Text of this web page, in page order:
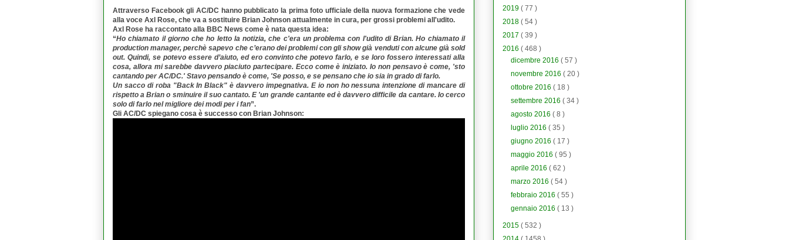
Attraverso Facebook gli AC/DC hanno pubblicato la prima foto ufficiale della nuova formazione che vede
alla voce Axl Rose, che va a sostituire Brian Johnson attualmente in cura, per grossi problemi all'udito.
Axl Rose ha raccontato alla BBC News come è nata questa idea:
“Ho chiamato il giorno che ho letto la notizia, che c'era un problema con l'udito diBrian. Ho chiamato il
production manager, perchè sapevo che c’erano dei problemi con gli show già venduti con alcune già sold
out. Quindi, se potevo essere d’aiuto, ed ero convinto che potevo farlo, e se loro fossero interessati alla
cosa, allora mi sarebbe davvero piaciuto partecipare. Ecco come è iniziato. Io non pensavo è come, 'sto
cantando per AC/DC.' Stavo pensando è come, 'Se posso, e se pensano che io sia in grado di farlo.
Un sacco di roba "Back In Black" è davvero impegnativa. E io non ho nessuna intenzione di mancare di
rispetto aBrian o sminuire il suo cantato. E 'un grande cantante ed è davvero difficile da cantare. Io cerco
solo di farlo nel migliore dei modi per i fan”.
Gli AC/DC spiegano cosa è successo con Brian Johnson:
2019 ( 77 )
2018 ( 54 )
2017 ( 39 )
2016 ( 468 )
dicembre 2016( 57 )
novembre 2016( 20 )
ottobre 2016( 18 )
settembre 2016( 34 )
agosto 2016( 8 )
luglio 2016( 35 )
giugno 2016( 17 )
maggio 2016( 95 )
aprile 2016( 62 )
marzo 2016( 54 )
febbraio 2016( 55 )
gennaio 2016( 13 )
2015 ( 532 )